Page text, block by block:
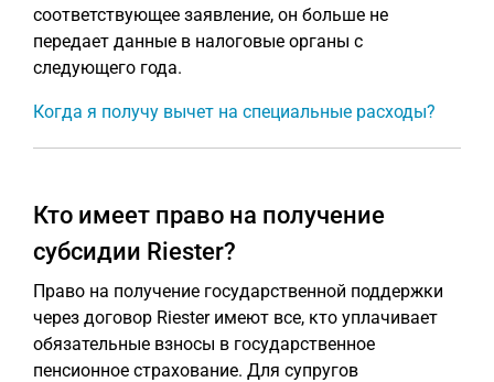
соответствующее заявление, он больше не
передает данные в налоговые органы с
следующего года.
Когда я получу вычет на специальные расходы?
Кто имеет право на получение
субсидии Riester?
Право на получение государственной поддержки
через договор Riester имеют все, кто уплачивает
обязательные взносы в государственное
пенсионное страхование. Для супругов